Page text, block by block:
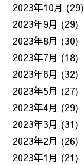
2023年10月 (29)
2023年9月 (29)
2023年8月 (30)
2023年7月 (18)
2023年6月 (32)
2023年5月 (27)
2023年4月 (29)
2023年3月 (31)
2023年2月 (26)
2023年1月 (21)